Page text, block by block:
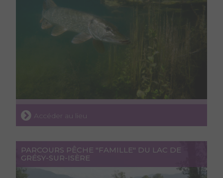
Accéder au lieu
PARCOURS PÊCHE "FAMILLE" DU LAC DE
GRÉSY-SUR-ISÈRE